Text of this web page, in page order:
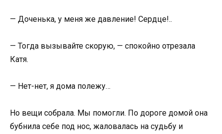
— Доченька, у меня же давление! Сердце!..
— Тогда вызывайте скорую, — спокойно отрезала
Катя.
— Нет-нет, я дома полежу…
Но вещи собрала. Мы помогли. По дороге домой она
бубнила себе под нос, жаловалась на судьбу и